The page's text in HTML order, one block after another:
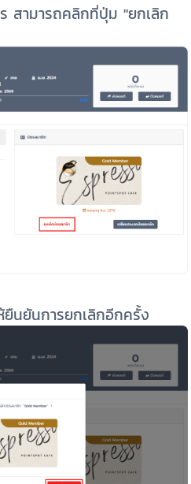
สามารถคลิกที่ปุ่ม "ยกเลิก
ยืนยันการยกเลิกอีกครั้ง